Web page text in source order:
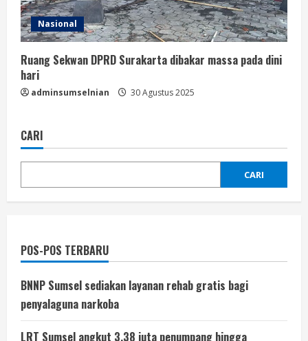
Nasional
Ruang Sekwan DPRD Surakarta dibakar massa pada dini
hari
adminsumselnian 30 Agustus 2025
CARI
CARI
POS-POS TERBARU
BNNP Sumsel sediakan layanan rehab gratis bagi
penyalaguna narkoba
LRT Sumsel angkut 3,38 juta penumpang hingga